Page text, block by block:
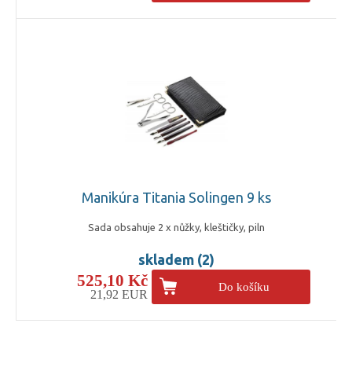
Manikúra Titania Solingen 9 ks
Sada obsahuje 2 x nůžky, kleštičky, piln
skladem (2)
525,10 Kč
21,92 EUR
Do košíku